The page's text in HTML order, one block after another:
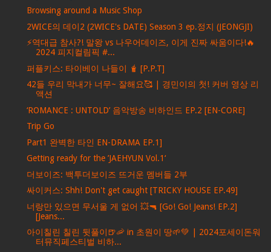
Browsing around a Music Shop
2WICE의 데이2 (2WICE's DATE) Season 3 ep.정지 (JEONGJI)
⚡역대급 참사?! 말왕 vs 나우어데이즈, 이게 진짜 싸움이다!🔥
2024 피지컬림픽 #...
퍼플키스: 타이베이 나들이 🧋 [P.P.T]
42들 우리 막내가 너무~ 잘해요🥰 | 경민이의 첫! 커버 영상 리
액션
‘ROMANCE : UNTOLD’ 음악방송 비하인드 EP.2 [EN-CORE]
Trip Go
Part1 완벽한 타인 EN-DRAMA EP.1]
Getting ready for the ’JAEHYUN Vol.1‘
더보이즈: 백투더보이즈 뜨거운 멤버들 2부
싸이커스: Shh! Don't get caught [TRICKY HOUSE EP.49]
너랑만 있으면 무서울 게 없어 💥🔫 [Go! Go! Jeans! EP.2]
[Jeans...
아이칠린 칠린 뒷풀이🍺🦐 in 초원이 땅🌱💚 | 2024포세이돈워
터뮤직페스티벌 비하...